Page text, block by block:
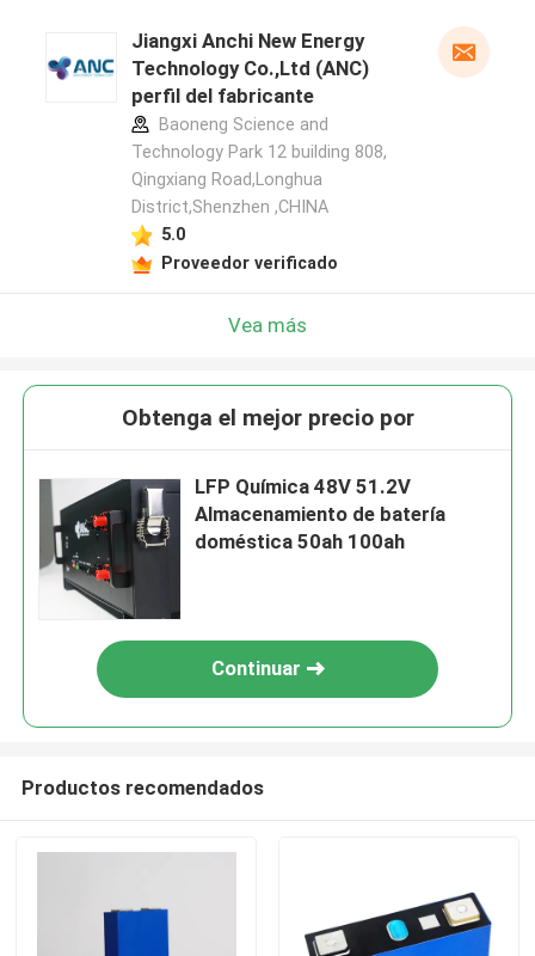
Jiangxi Anchi New Energy
Technology Co.,Ltd (ANC)
perfil del fabricante
Baoneng Science and
Technology Park 12 building 808,
Qingxiang Road,Longhua
District,Shenzhen ,CHINA
5.0
Proveedor verificado
Vea más
Obtenga el mejor precio por
LFP Química 48V 51.2V
Almacenamiento de batería
doméstica 50ah 100ah
Continuar
Productos recomendados